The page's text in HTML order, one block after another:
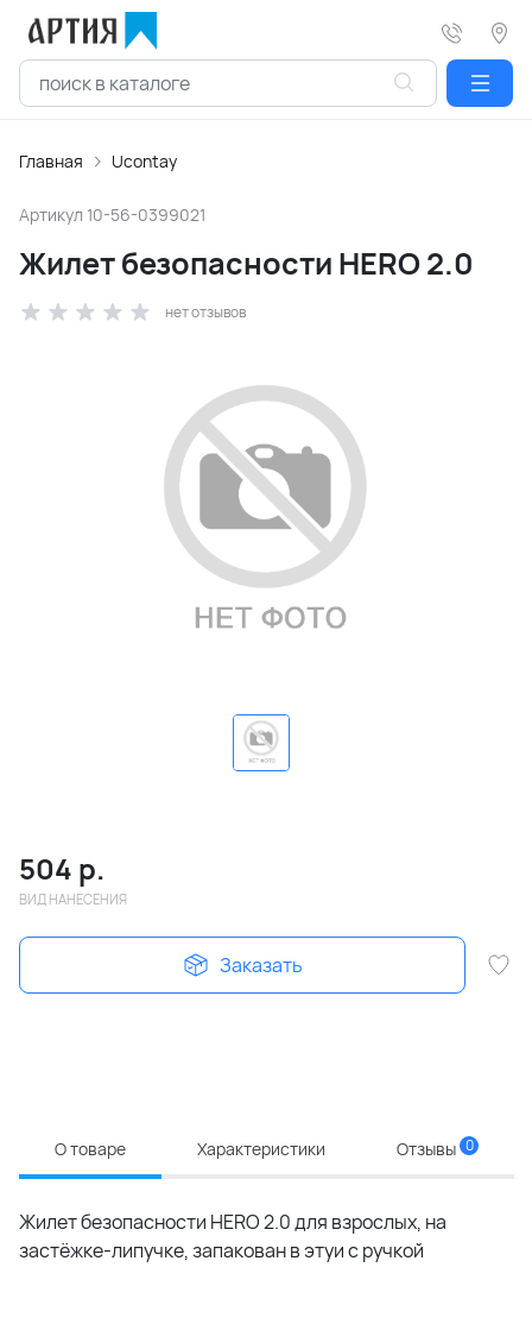
Главная Ucontay
Артикул 10-56-0399021
Жилет безопасности HERO 2.0
нет отзывов
504 р.
ВИД НАНЕСЕНИЯ
Заказать
О товаре Характеристики Отзывы 0
Жилет безопасности HERO 2.0 для взрослых, на
застёжке-липучке, запакован в этуи с ручкой